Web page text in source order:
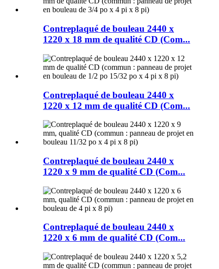
Contreplaqué de bouleau 2440 x
1220 x 18 mm de qualité CD (Com...
Contreplaqué de bouleau 2440 x
1220 x 12 mm de qualité CD (Com...
Contreplaqué de bouleau 2440 x
1220 x 9 mm de qualité CD (Com...
Contreplaqué de bouleau 2440 x
1220 x 6 mm de qualité CD (Com...